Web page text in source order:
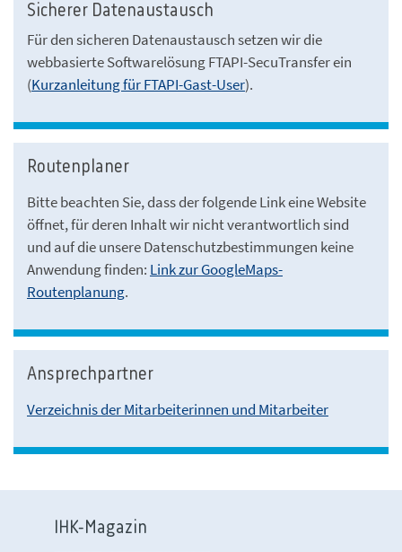
Sicherer Datenaustausch
Für den sicheren Datenaustausch setzen wir die
webbasierte Softwarelösung FTAPI-SecuTransfer ein
(Kurzanleitung für FTAPI-Gast-User).
Routenplaner
Bitte beachten Sie, dass der folgende Link eine Website
öffnet, für deren Inhalt wir nicht verantwortlich sind
und auf die unsere Datenschutzbestimmungen keine
Anwendung finden: Link zur GoogleMaps-
Routenplanung.
Ansprechpartner
Verzeichnis der Mitarbeiterinnen und Mitarbeiter
IHK-Magazin